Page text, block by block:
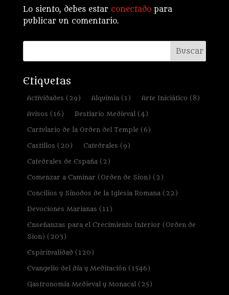
Lo siento, debes estar conectadopara
publicar un comentario.
Etiquetas
Actividades (29) Alquimia(1) Arte Iniciático (8)
Avisos (16) Bestiario Medieval(4)
Cartulario de la Orden del Temple (6)
Castillos (20) Catedrales (9)
Catedrales de España(2)
Comenzar a Caminar (Orden de Sion) (2)
Concilios y Sínodos de la Iglesia Romana(22)
Devociones Marianas (11)
Enseñanzas para el Crecimiento Interior (Orden de
Sion) (203)
Espiritualidad (120)
Evangelio del día y Meditación(1546)
Gastronomía Medieval y Monacal(25)